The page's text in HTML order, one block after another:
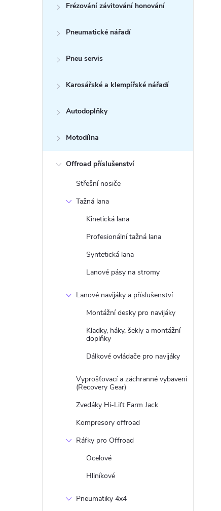
Frézování závitování honování
Pneumatické nářadí
Pneu servis
Karosářské a klempířské nářadí
Autodoplňky
Motodílna
Offroad příslušenství
Střešní nosiče
Tažná lana
Kinetická lana
Profesionální tažná lana
Syntetická lana
Lanové pásy na stromy
Lanové navijáky a příslušenství
Montážní desky pro navijáky
Kladky, háky, šekly a montážní
doplňky
Dálkové ovládače pro navijáky
Vyprošťovací a záchranné vybavení
(Recovery Gear)
Zvedáky Hi-Lift Farm Jack
Kompresory offroad
Ráfky pro Offroad
Ocelové
Hliníkové
Pneumatiky 4x4